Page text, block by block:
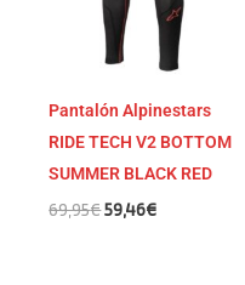
Pantalón Alpinestars
RIDE TECH V2 BOTTOM
SUMMER BLACK RED
69,95€59,46€